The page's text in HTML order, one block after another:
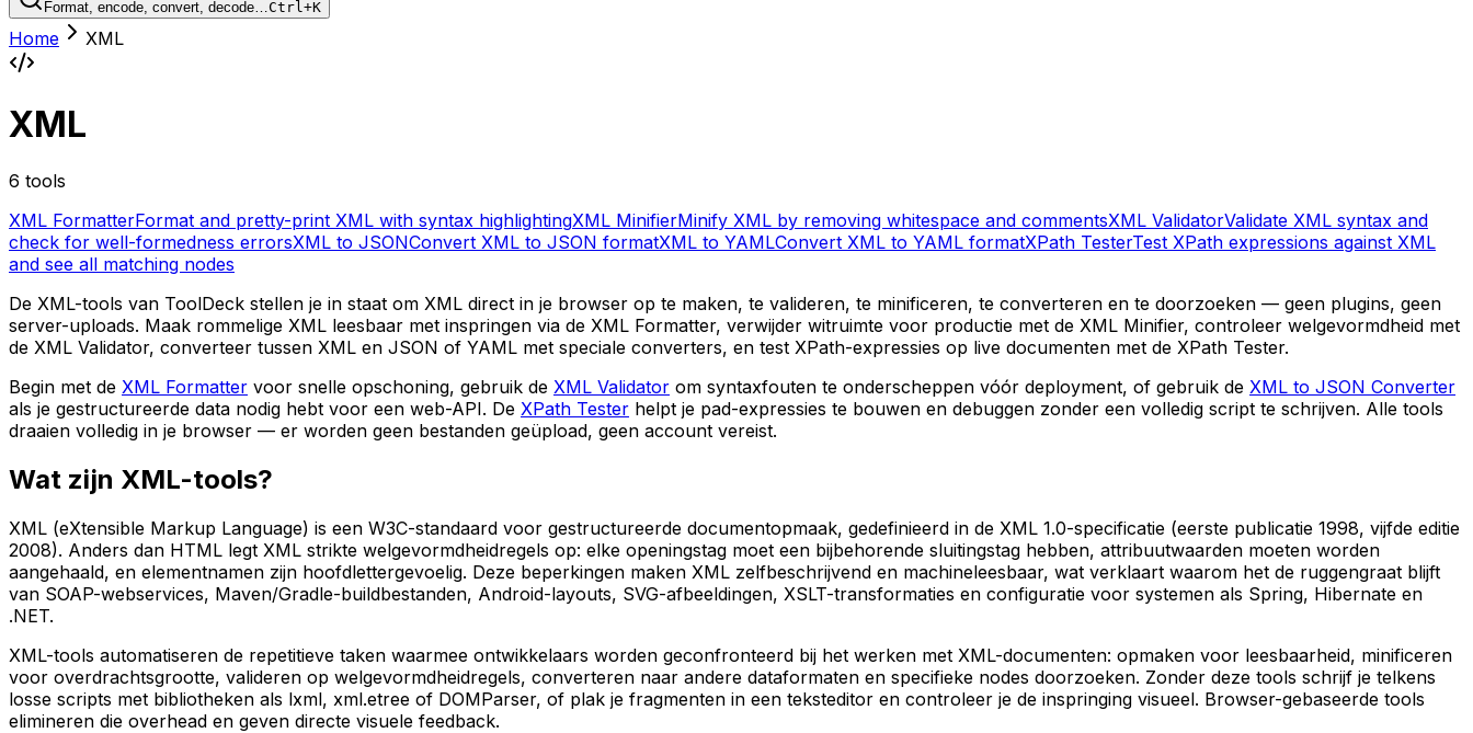
Format, encode, convert, decode…Ctrl+K
Home XML
XML
6 tools
XML FormatterFormat and pretty-print XML with syntax highlightingXML MinifierMinify XML by removing whitespace and commentsXML ValidatorValidate XML syntax and
check for well-formedness errorsXML to JSONConvert XML to JSON formatXML to YAMLConvert XML to YAML formatXPath TesterTest XPath expressions against XML
and see all matching nodes
De XML-tools van ToolDeck stellen je in staat om XML direct in je browser op te maken, te valideren, te minificeren, te converteren en te doorzoeken — geen plugins, geen
server-uploads. Maak rommelige XML leesbaar met inspringen via de XML Formatter, verwijder witruimte voor productie met de XML Minifier, controleer welgevormdheid met
de XML Validator, converteer tussen XML en JSON of YAML met speciale converters, en test XPath-expressies op live documenten met de XPath Tester.
Begin met de XML Formatter voor snelle opschoning, gebruik de XML Validator om syntaxfouten te onderscheppen vóór deployment, of gebruik de XML to JSON Converter
als je gestructureerde data nodig hebt voor een web-API. De XPath Tester helpt je pad-expressies te bouwen en debuggen zonder een volledig script te schrijven. Alle tools
draaien volledig in je browser — er worden geen bestanden geüpload, geen account vereist.
Wat zijn XML-tools?
XML (eXtensible Markup Language) is een W3C-standaard voor gestructureerde documentopmaak, gedefinieerd in de XML 1.0-specificatie (eerste publicatie 1998, vijfde editie
2008). Anders dan HTML legt XML strikte welgevormdheidregels op: elke openingstag moet een bijbehorende sluitingstag hebben, attribuutwaarden moeten worden
aangehaald, en elementnamen zijn hoofdlettergevoelig. Deze beperkingen maken XML zelfbeschrijvend en machineleesbaar, wat verklaart waarom het de ruggengraat blijft
van SOAP-webservices, Maven/Gradle-buildbestanden, Android-layouts, SVG-afbeeldingen, XSLT-transformaties en configuratie voor systemen als Spring, Hibernate en
.NET.
XML-tools automatiseren de repetitieve taken waarmee ontwikkelaars worden geconfronteerd bij het werken met XML-documenten: opmaken voor leesbaarheid, minificeren
voor overdrachtsgrootte, valideren op welgevormdheidregels, converteren naar andere dataformaten en specifieke nodes doorzoeken. Zonder deze tools schrijf je telkens
losse scripts met bibliotheken als lxml, xml.etree of DOMParser, of plak je fragmenten in een teksteditor en controleer je de inspringing visueel. Browser-gebaseerde tools
elimineren die overhead en geven directe visuele feedback.